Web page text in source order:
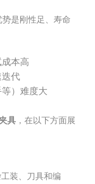
是刚性足、寿命
本高
代
）难度大
具 ，在以下方面展
装、刀具和编